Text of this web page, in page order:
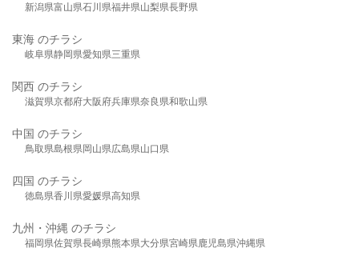
新潟県富山県石川県福井県山梨県長野県
東海 のチラシ
岐阜県静岡県愛知県三重県
関西 のチラシ
滋賀県京都府大阪府兵庫県奈良県和歌山県
中国 のチラシ
鳥取県島根県岡山県広島県山口県
四国 のチラシ
徳島県香川県愛媛県高知県
九州・沖縄 のチラシ
福岡県佐賀県長崎県熊本県大分県宮崎県鹿児島県沖縄県